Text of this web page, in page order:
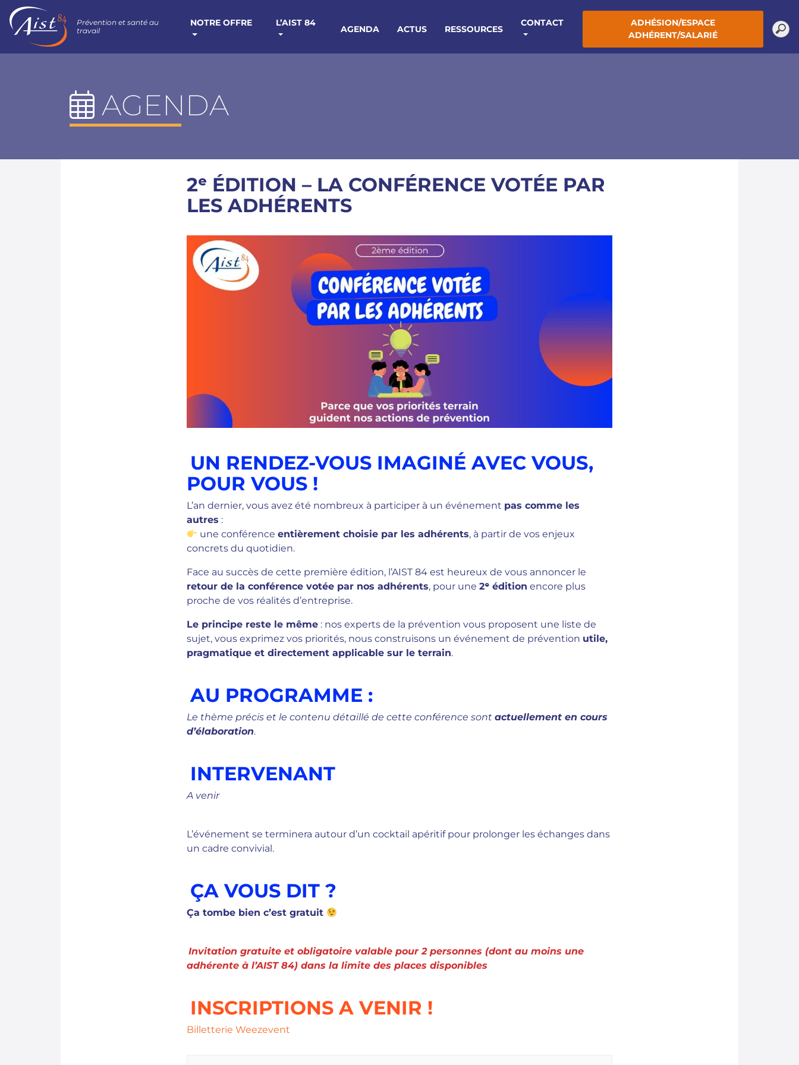
Prévention et santé au
travail
NOTRE OFFRE L’AIST 84
AGENDA ACTUS RESSOURCES
CONTACT
ADHÉSION/ESPACE
ADHÉRENT/SALARIÉ
AGENDA
2ᵉ ÉDITION – LA CONFÉRENCE VOTÉE PAR
LES ADHÉRENTS
UN RENDEZ-VOUS IMAGINÉ AVEC VOUS,
POUR VOUS !
L’an dernier, vous avez été nombreux à participer à un événement pas comme les
autres :
une conférence entièrement choisie par les adhérents, à partir de vos enjeux
concrets du quotidien.
Face au succès de cette première édition, l’AIST 84 est heureux de vous annoncer le
retour de la conférence votée par nos adhérents, pour une 2ᵉ édition encore plus
proche de vos réalités d’entreprise.
Le principe reste le même: nos experts de la prévention vous proposent une liste de
sujet, vous exprimez vos priorités, nous construisons un événement de prévention utile,
pragmatique et directement applicable sur le terrain.
AU PROGRAMME :
Le thème précis et le contenu détaillé de cette conférence sont actuellement en cours
d’élaboration.
INTERVENANT
A venir
L’événement se terminera autour d’un cocktail apéritif pour prolonger les échanges dans
un cadre convivial.
ÇA VOUS DIT ?
Ça tombe bien c’est gratuit
Invitation gratuite et obligatoire valable pour 2 personnes (dont au moins une
adhérente à l’AIST 84) dans la limite des places disponibles
INSCRIPTIONS A VENIR !
Billetterie Weezevent